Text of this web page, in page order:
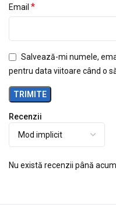
Recenzii
Nu există recenzii până acum.
Email *
Salvează-mi numele,
pentru data viitoare când o